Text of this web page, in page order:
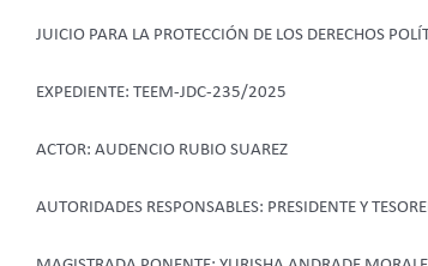
JUICIO PARA LA PROTECCIÓN DE LOS DERECHOS
EXPEDIENTE: TEEM-JDC-235/2025
ACTOR: AUDENCIO RUBIO SUAREZ
AUTORIDADES RESPONSABLES: PRESIDENTE Y